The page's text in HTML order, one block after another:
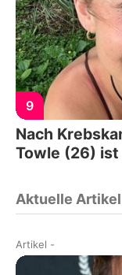
9
Nach
Towle (26)
Aktuelle Artikel
Artikel -